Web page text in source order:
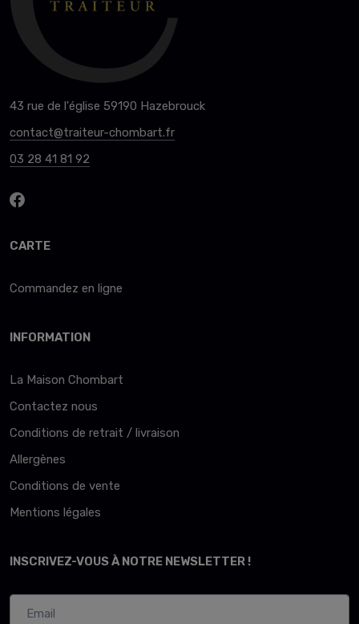
43 rue de l'église 59190 Hazebrouck
contact@traiteur-chombart.fr
03 28 41 81 92
CARTE
Commandez en ligne
INFORMATION
La Maison Chombart
Contactez nous
Conditions de retrait / livraison
Allergènes
Conditions de vente
Mentions légales
INSCRIVEZ-VOUS À NOTRE NEWSLETTER !